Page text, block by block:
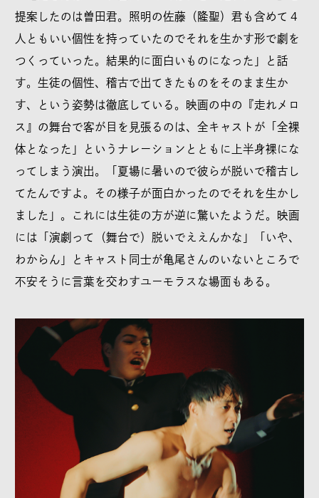
提案したのは曽田君。照明の佐藤（隆聖）君も含めて４
人ともいい個性を持っていたのでそれを生かす形で劇を
つくっていった。結果的に面白いものになった」と話
す。生徒の個性、稽古で出てきたものをそのまま生か
す、という姿勢は徹底している。映画の中の『走れメロ
ス』の舞台で客が目を見張るのは、全キャストが「全裸
体となった」というナレーションとともに上半身裸にな
ってしまう演出。「夏場に暑いので彼らが脱いで稽古し
てたんですよ。その様子が面白かったのでそれを生かし
ました」。これには生徒の方が逆に驚いたようだ。映画
には「演劇って（舞台で）脱いでええんかな」「いや、
わからん」とキャスト同士が亀尾さんのいないところで
不安そうに言葉を交わすユーモラスな場面もある。